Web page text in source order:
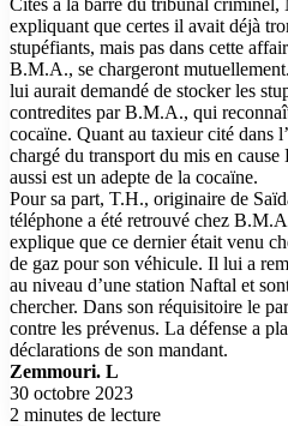
expliquant que certes il avait déjà
stupéfiants, mais pas dans cette
B.M.A., se chargeront
lui aurait demandé de stocker les
contredites par B.M.A., qui
cocaïne. Quant au taxieur cité dans
chargé du transport du mis en
aussi est un adepte de la cocaïne.
Pour sa part, T.H., originaire de
téléphone a été retrouvé chez
explique que ce dernier était venu
de gaz pour son véhicule. Il lui a
au niveau d’une station Naftal et
chercher. Dans son réquisitoire le
contre les prévenus. La défense a
déclarations de son mandant.
Zemmouri. L
30 octobre 2023
2 minutes de lecture